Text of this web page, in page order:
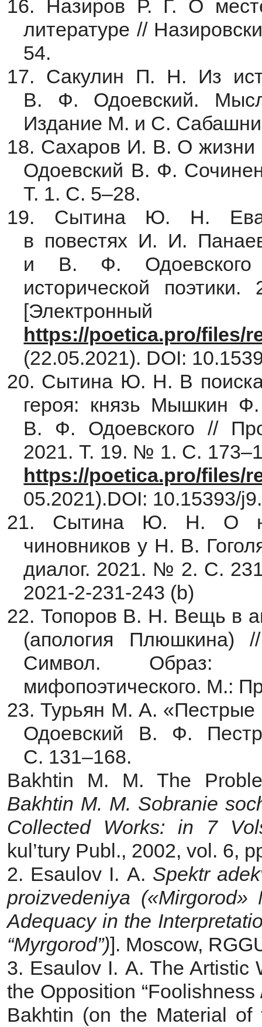
16. Назиров Р. Г. О
литературе //
54.
17. Сакулин П. Н. Из
В. Ф. Одоевский.
Издание М. и С.
18. Сахаров И. В. О жизни
Одоевский В. Ф.
Т. 1. С. 5–28.
19. Сытина Ю. Н.
в повестях И. И.
и В. Ф. Одоевского
исторической
https://poetica.pro/files/
(22.05.2021). DOI:
20. Сытина Ю. Н. В
героя: князь Мышкин
В. Ф. Одоевского //
2021. Т. 19. № 1. С.
https://poetica.pro/files/
05.2021).DOI: 10.15393/
21. Сытина Ю. Н. О
чиновников у Н. В.
диалог. 2021. № 2. С.
2021-2-231-243 (b)
22. Топоров В. Н. Вещь в
(апология
Символ. Образ:
мифопоэтического. М.:
23. Турьян М. А. «Пестрые
Одоевский В. Ф.
С. 131–168.
Bakhtin M. M. The
Bakhtin M. M. Sobranie
Collected Works: in 7
kul’tury Publ., 2002, vol. 6,
2. Esaulov I. A. Spektr
proizvedeniya («Mirgorod»
Adequacy in the
“Myrgorod”)]. Moscow,
3. Esaulov I. A. The Artistic
the Opposition
Bakhtin (on the Material of